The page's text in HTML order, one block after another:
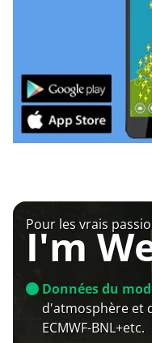
Pour les vrais
I'm
Données du
d'atmosphère et
ECMWF-BNL+etc.